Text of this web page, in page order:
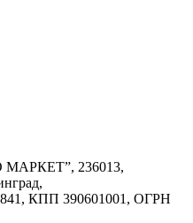
236013,
КПП 390601001, ОГРН